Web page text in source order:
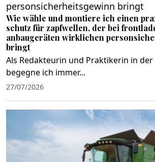
Wie wähle und montiere ich einen
schutz für zapfwellen, der bei
anbaugeräten wirklichen
bringt
Als Redakteurin und Praktikerin in
begegne ich immer...
27/07/2026